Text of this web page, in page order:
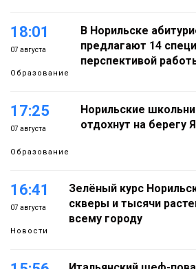
18:01
07 августа
Образование
В Норильске
предлагают 14
перспективой
17:25
07 августа
Образование
Норильские
отдохнут на берегу
16:41
07 августа
Новости
Зелёный курс
скверы и тысячи
всему городу